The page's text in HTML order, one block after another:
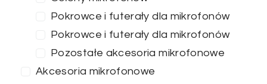
Pokrowce i futerały dla mikrofonów
Pokrowce i futerały dla mikrofonów
Pozostałe akcesoria mikrofonowe
Akcesoria mikrofonowe